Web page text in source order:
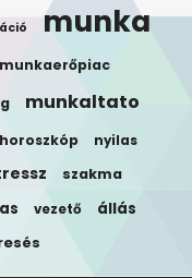
munka
munkaerőpiac
munkaltato
nyilas
szakma
vezető állás